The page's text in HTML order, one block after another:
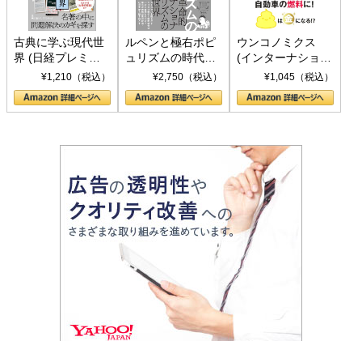
古典に学ぶ現代世
界 (日経プレミア
シリーズ)¥1,210（税込）
ルペンと極右ポピ
ュリズムの時代：
〈ヤヌス〉の二つ
の顔
¥2,750（税込）
ウンコノミクス
(インターナショナ
ル新書)¥1,045（税込）